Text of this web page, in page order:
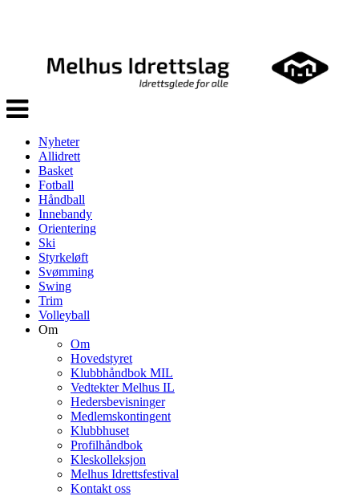
Veksle
navigasjon
Nyheter
Allidrett
Basket
Fotball
Håndball
Innebandy
Orientering
Ski
Styrkeløft
Svømming
Swing
Trim
Volleyball
Om
Om
Hovedstyret
Klubbhåndbok MIL
Vedtekter Melhus IL
Hedersbevisninger
Medlemskontingent
Klubbhuset
Profilhåndbok
Kleskolleksjon
Melhus Idrettsfestival
Kontakt oss